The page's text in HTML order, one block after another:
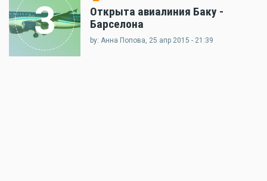
3
Открыта авиалиния Баку -
Барселона
by: Анна Попова, 25 апр 2015 - 21:39